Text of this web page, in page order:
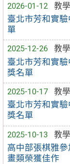
2026-01-12
教
臺北市芳和實
單
2025-12-26
教
臺北市芳和實
獎名單
2025-10-17
教
臺北市芳和實
獎名單
2025-10-13
教
高中部張棋雅
畫類榮獲佳作